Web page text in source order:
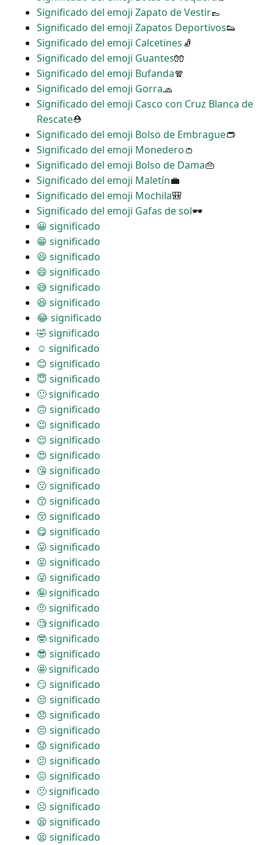
Significado del emoji Zapato de Vestir👞
Significado del emoji Zapatos Deportivos👟
Significado del emoji Calcetines🧦
Significado del emoji Guantes🧤
Significado del emoji Bufanda🧣
Significado del emoji Gorra🧢
Significado del emoji Casco con Cruz Blanca de
Rescate⛑
Significado del emoji Bolso de Embrague👝
Significado del emoji Monedero👛
Significado del emoji Bolso de Dama👜
Significado del emoji Maletín💼
Significado del emoji Mochila🎒
Significado del emoji Gafas de sol🕶
😀 significado
😁 significado
😃 significado
😄 significado
😅 significado
😆 significado
😂 significado
🤣 significado
☺ significado
😊 significado
😇 significado
🙂 significado
🙃 significado
😉 significado
😌 significado
😍 significado
😘 significado
😗 significado
😙 significado
😚 significado
😋 significado
😛 significado
😝 significado
😜 significado
🤪 significado
🤨 significado
🧐 significado
🤓 significado
😎 significado
🤩 significado
😏 significado
😒 significado
😞 significado
😔 significado
😟 significado
😕 significado
😖 significado
🙁 significado
☹ significado
😫 significado
😫 significado